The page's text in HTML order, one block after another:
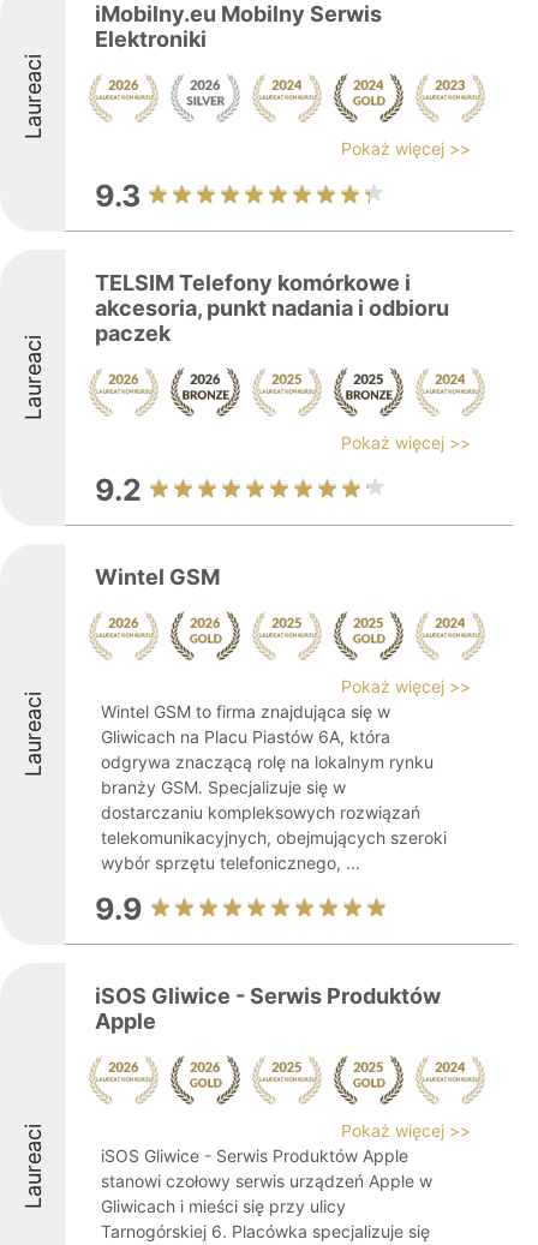
Laureaci
iMobilny.eu Mobilny Serwis
Elektroniki
Pokaż więcej >>
9.3
Laureaci
TELSIM Telefony komórkowe i
akcesoria, punkt nadania i odbioru
paczek
Pokaż więcej >>
9.2
Laureaci
Wintel GSM
Pokaż więcej >>
Wintel GSM to firma znajdująca się w
Gliwicach na Placu Piastów 6A, która
odgrywa znaczącą rolę na lokalnym rynku
branży GSM. Specjalizuje się w
dostarczaniu kompleksowych rozwiązań
telekomunikacyjnych, obejmujących szeroki
wybór sprzętu telefonicznego, ...
9.9
Laureaci
iSOS Gliwice - Serwis Produktów
Apple
Pokaż więcej >>
iSOS Gliwice - Serwis Produktów Apple
stanowi czołowy serwis urządzeń Apple w
Gliwicach i mieści się przy ulicy
Tarnogórskiej 6. Placówka specjalizuje się